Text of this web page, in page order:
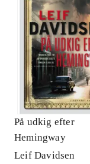
På udkig efter
Hemingway
Leif Davidsen